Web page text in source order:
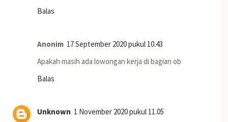
Balas
Anonim 17 September 2020 pukul 10.43
Apakah masih ada lowongan kerja di bagian ob
Balas
Unknown 1 November 2020 pukul 11.05